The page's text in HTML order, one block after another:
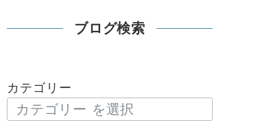
ブログ検索
カテゴリー